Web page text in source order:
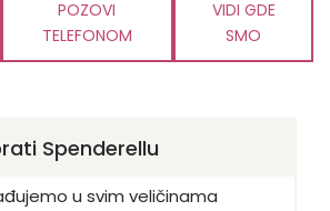
POZOVI
TELEFONOM
VIDI GDE
SMO
Spenderellu
u svim veličinama